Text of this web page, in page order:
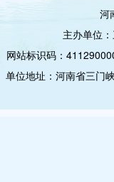
河
主办单位
网站标识码：
单位地址：河南省三